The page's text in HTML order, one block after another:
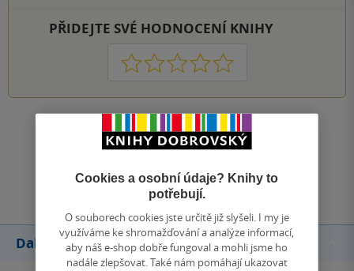
PŘIDEJTE SVÉ HODNOCENÍ KNIHY
1 2 3 4 5
Zobrazit všechna hodnocení
Přidat hodnocení
Další knihy autora
Cookies a osobní údaje? Knihy to
potřebují.
O souborech cookies jste určitě již slyšeli. I my je
využíváme ke shromažďování a analýze informací,
aby náš e-shop dobře fungoval a mohli jsme ho
nadále zlepšovat. Také nám pomáhají ukazovat